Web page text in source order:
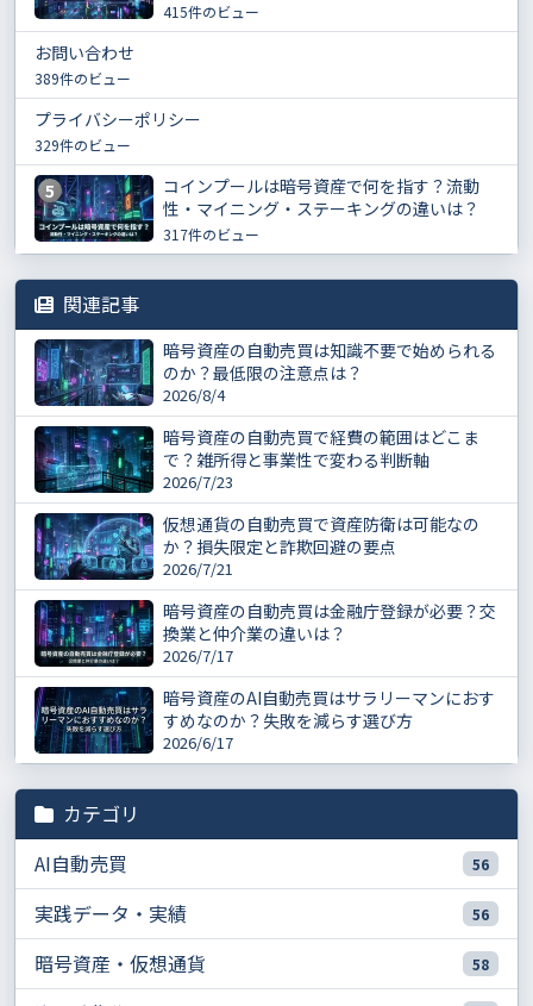
415件のビュー
お問い合わせ
389件のビュー
プライバシーポリシー
329件のビュー
5
コインプールは暗号資産で何を指す？流動
性・マイニング・ステーキングの違いは？
317件のビュー
関連記事
暗号資産の自動売買は知識不要で始められる
のか？最低限の注意点は？
2026/8/4
暗号資産の自動売買で経費の範囲はどこま
で？雑所得と事業性で変わる判断軸
2026/7/23
仮想通貨の自動売買で資産防衛は可能なの
か？損失限定と詐欺回避の要点
2026/7/21
暗号資産の自動売買は金融庁登録が必要？交
換業と仲介業の違いは？
2026/7/17
暗号資産のAI自動売買はサラリーマンにおす
すめなのか？失敗を減らす選び方
2026/6/17
カテゴリ
AI自動売買
56
実践データ・実績 56
暗号資産・仮想通貨 58